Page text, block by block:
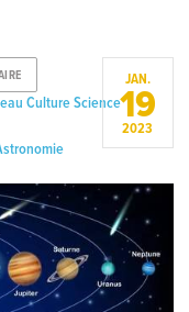
Culture Science
JAN.
19
2023